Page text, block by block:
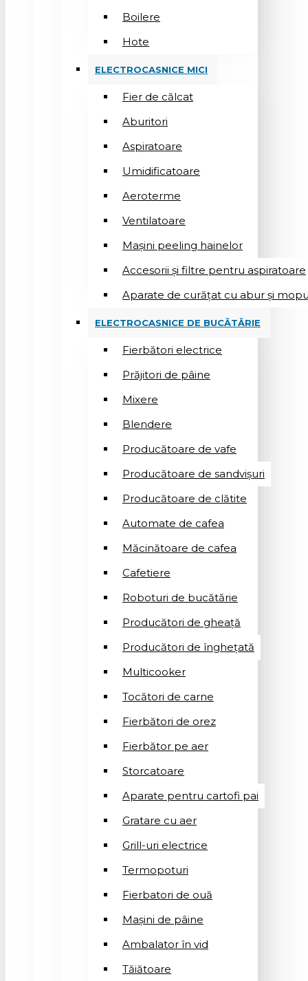
Boilere
Hote
ELECTROCASNICE MICI
Fier de călcat
Aburitori
Aspiratoare
Umidificatoare
Aeroterme
Ventilatoare
Mașini peeling hainelor
Accesorii și filtre pentru aspiratoare
Aparate de curățat cu abur și
ELECTROCASNICE DE BUCĂTĂRIE
Fierbători electrice
Prăjitori de pâine
Mixere
Blendere
Producătoare de vafe
Producătoare de sandvişuri
Producătoare de clătite
Automate de cafea
Măcinătoare de cafea
Cafetiere
Roboturi de bucătărie
Producători de gheață
Producători de înghețată
Multicooker
Tocători de carne
Fierbători de orez
Fierbător pe aer
Storcatoare
Aparate pentru cartofi pai
Gratare cu aer
Grill-uri electrice
Termopoturi
Fierbatori de ouă
Mașini de pâine
Ambalator în vid
Tăiătoare